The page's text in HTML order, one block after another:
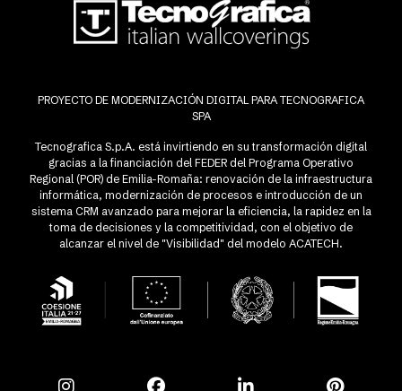
PROYECTO DE MODERNIZACIÓN DIGITAL PARA TECNOGRAFICA
SPA
Tecnografica S.p.A. está invirtiendo en su transformación digital
gracias a la financiación del FEDER del Programa Operativo
Regional (POR) de Emilia-Romaña: renovación de la infraestructura
informática, modernización de procesos e introducción de un
sistema CRM avanzado para mejorar la eficiencia, la rapidez en la
toma de decisiones y la competitividad, con el objetivo de
alcanzar el nivel de "Visibilidad" del modelo ACATECH.